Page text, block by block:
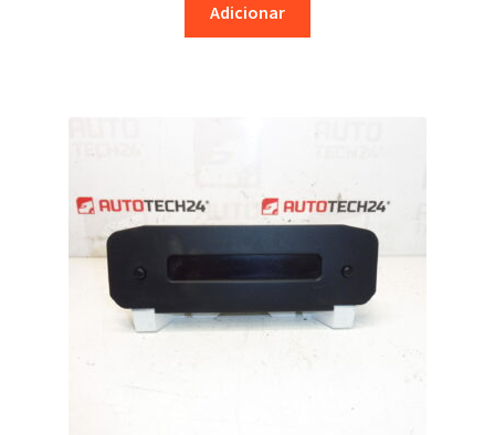
Adicionar